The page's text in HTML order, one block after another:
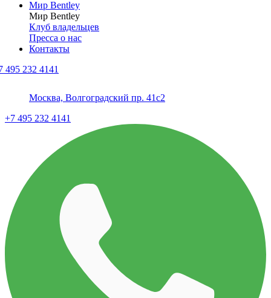
Мир Bentley
Мир Bentley
Клуб владельцев
Пресса о нас
Контакты
495 232 4141
Москва, Волгоградский пр. 41с2
+7 495 232 4141